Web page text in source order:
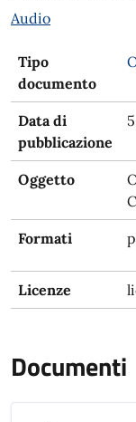
Audio
Tipo
documento
Data di
pubblicazione
Oggetto
Formati
Licenze
Documenti